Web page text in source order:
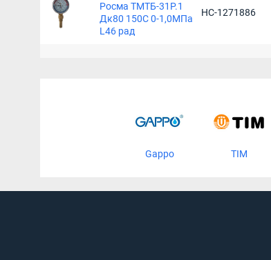
Росма ТМТБ-31Р.1
Дк80 150С 0-1,0МПа
L46 рад
НС-1271886
Gappo TIM